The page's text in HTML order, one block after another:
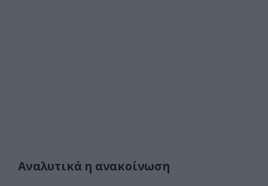
Αναλυτικά η ανακοίνωση